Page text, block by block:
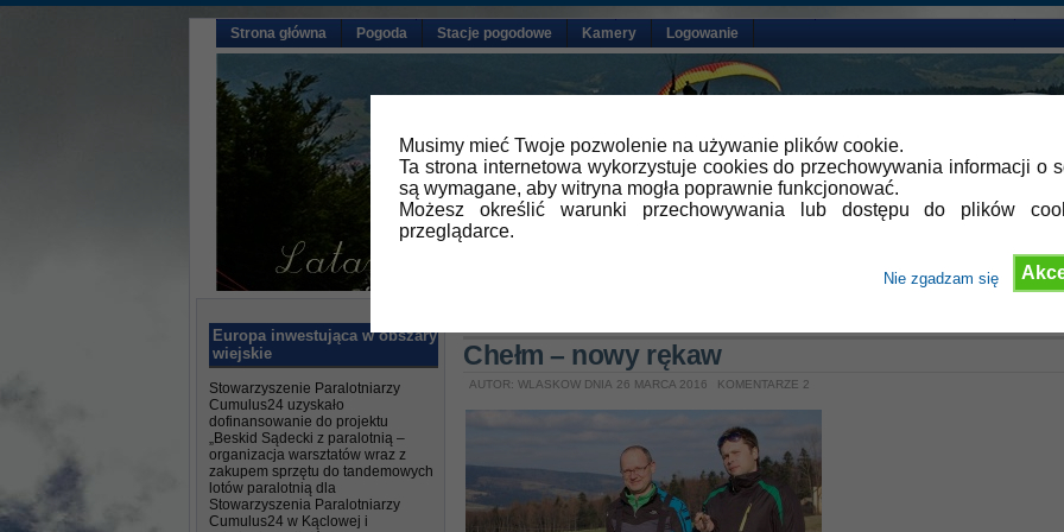
Musimy mieć Twoje pozwolenie na używanie plików cookie.
Ta strona internetowa wykorzystuje cookies do przechowywania informacji o
są wymagane, aby witryna mogła poprawnie funkcjonować.
Możesz określić warunki przechowywania lub dostępu do plików
przeglądarce.
Nie zgadzam się
Strona główna Pogoda Stacje pogodowe Kamery Logowanie
Europa inwestująca w obszary
wiejskie
Stowarzyszenie Paralotniarzy
Cumulus24 uzyskało
dofinansowanie do projektu
„Beskid Sądecki z paralotnią –
organizacja warsztatów wraz z
zakupem sprzętu do tandemowych
lotów paralotnią dla
Stowarzyszenia Paralotniarzy
Cumulus24 w Kąclowej i
Chełm – nowy rękaw
AUTOR: WLASKOW DNIA 26 MARCA 2016 KOMENTARZE 2